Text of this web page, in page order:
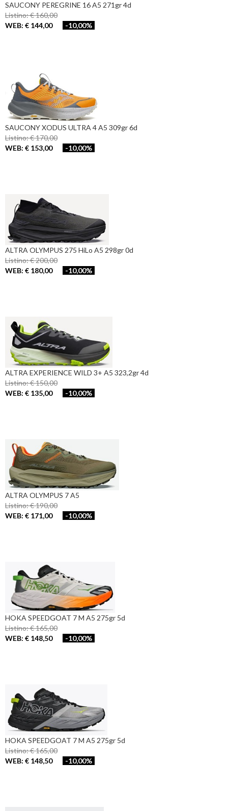
SAUCONY PEREGRINE 16 A5 271gr 4d
Listino: € 160,00
WEB: € 144,00
-10,00%
SAUCONY XODUS ULTRA 4 A5 309gr 6d
Listino: € 170,00
WEB: € 153,00
-10,00%
ALTRA OLYMPUS 275 HiLo A5 298gr 0d
Listino: € 200,00
WEB: € 180,00
-10,00%
ALTRA EXPERIENCE WILD 3+ A5 323,2gr 4d
Listino: € 150,00
WEB: € 135,00
-10,00%
ALTRA OLYMPUS 7 A5
Listino: € 190,00
WEB: € 171,00
-10,00%
HOKA SPEEDGOAT 7 M A5 275gr 5d
Listino: € 165,00
WEB: € 148,50
-10,00%
HOKA SPEEDGOAT 7 M A5 275gr 5d
Listino: € 165,00
WEB: € 148,50
-10,00%